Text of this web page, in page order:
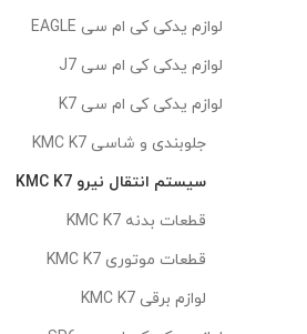
لوازم یدکی کی ام سی EAGLE
لوازم یدکی کی ام سی J7
لوازم یدکی کی ام سی K7
جلوبندی و شاسی KMC K7
سیستم انتقال نیرو KMC K7
قطعات بدنه KMC K7
قطعات موتوری KMC K7
لوازم برقی KMC K7